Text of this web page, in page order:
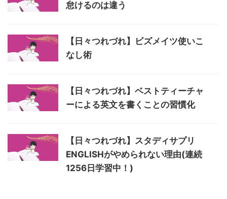
怠けるのは違う
【日々つれづれ】ビズメイツ使いこ
なし術
【日々つれづれ】ベストティーチャ
ーによる英文を書くことの習慣化
【日々つれづれ】スタディサプリ
ENGLISHがやめられない理由(連続
1256日学習中！)